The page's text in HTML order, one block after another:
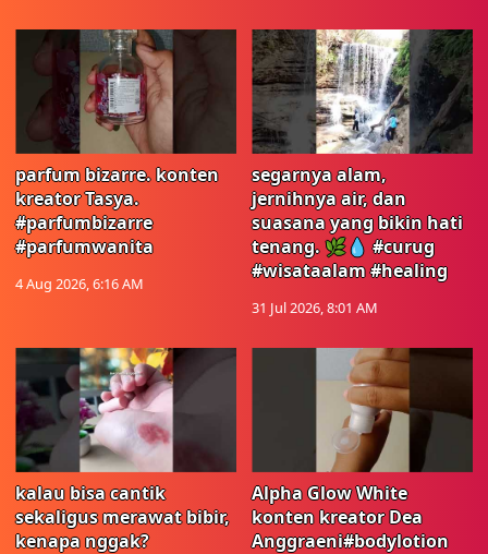
parfum bizarre. konten
kreator Tasya.
#parfumbizarre
#parfumwanita
4 Aug 2026, 6:16 AM
segarnya alam,
jernihnya air, dan
suasana yang bikin hati
tenang. 🌿💧 #curug
#wisataalam #healing
31 Jul 2026, 8:01 AM
kalau bisa cantik
sekaligus merawat bibir,
kenapa nggak?
Alpha Glow White
konten kreator Dea
Anggraeni#bodylotion